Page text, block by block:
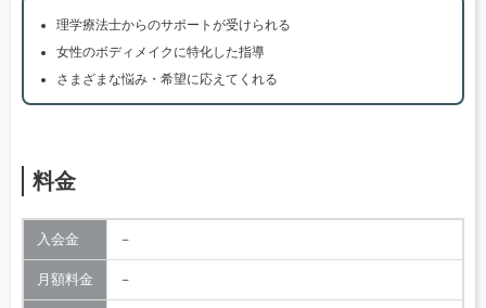
理学療法士からのサポートが受けられる
女性のボディメイクに特化した指導
さまざまな悩み・希望に応えてくれる
料金
入会金 －
月額料金 －